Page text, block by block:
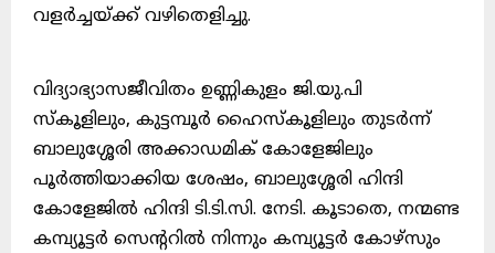
വളർച്ചയ്ക്ക് വഴിതെളിച്ചു.
വിദ്യാഭ്യാസജീവിതം ഉണ്ണികുളം ജി.യു.പി
സ്കൂളിലും, കുട്ടമ്പൂർ ഹൈസ്‌കൂളിലും തുടർന്ന്
ബാലുശ്ശേരി അക്കാഡമിക് കോളേജിലും
പൂർത്തിയാക്കിയ ശേഷം, ബാലുശ്ശേരി ഹിന്ദി
കോളേജിൽ ഹിന്ദി ടി.ടി.സി. നേടി. കൂടാതെ, നന്മണ്ട
കമ്പ്യൂട്ടർ സെന്ററിൽ നിന്നും കമ്പ്യൂട്ടർ കോഴ്സും